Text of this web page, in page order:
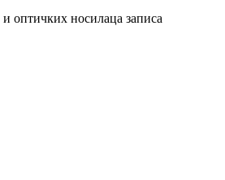
оптичких носилаца записа